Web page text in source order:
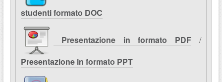
studenti formato DOC
Presentazione in formato PDF /
Presentazione in formato PPT